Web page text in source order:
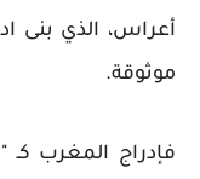
أعراس، الذي بنى
موثوقة.
فإدراج المغرب كـ